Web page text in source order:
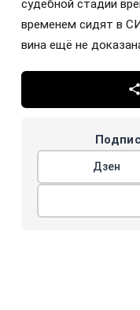
судебной стадии
временем сидят в
вина ещё не
Дзен